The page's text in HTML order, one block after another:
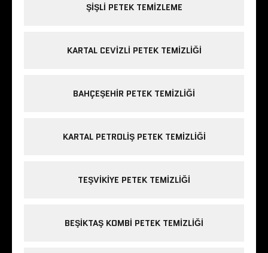
ŞIŞLI PETEK TEMIZLEME
KARTAL CEVIZLI PETEK TEMIZLIĞI
BAHÇEŞEHIR PETEK TEMIZLIĞI
KARTAL PETROLIŞ PETEK TEMIZLIĞI
TEŞVIKIYE PETEK TEMIZLIĞI
BEŞIKTAŞ KOMBI PETEK TEMIZLIĞI